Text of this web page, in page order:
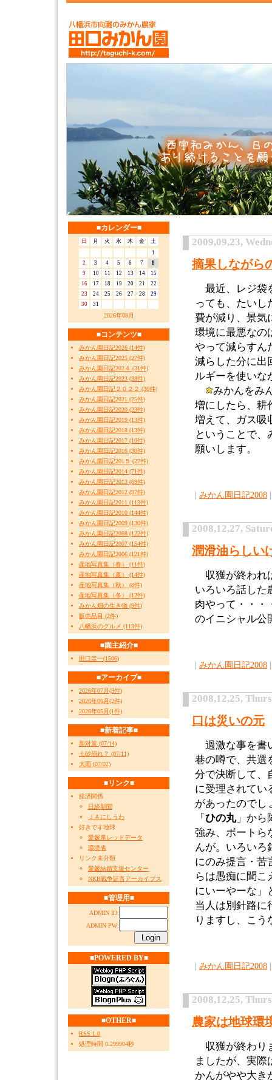
■カレンダー■
日 月 火 水 木 金
土
1
2
3 4 5 6 7
8
9
10 11 12 13 14
15
16
17 18 19 20 21
22
23
24 25 26 27 28
29
30
31
2026年08月
■コンテンツ■
みかん園日記2026 (14件)
みかん園日記2025 (27件)
みかん園日記202４ (31件)
みかん園日記2023 (38件)
みかん園日記２０２２ (36件)
みかん園日記2021 (25件)
みかん園日記2020 (23件)
みかん園日記2019 (13件)
みかん園日記2018 (13件)
みかん園日記2017 (10件)
みかん園日記2016 (30件)
みかん園日記201５ (27件)
みかん園日記2014 (71件)
みかん園日記2013 (69件)
みかん園日記2012 (97件)
みかん園日記2011 (113件)
みかん園日記2010 (144件)
みかん園日記2009 (130件)
みかん園日記2008 (122件)
みかん園日記2007 (154件)
みかん園日記2006 (121件)
産地写真集（春） (11件)
産地写真集（夏） (14件)
産地写真集（秋） (8件)
産地写真集（冬） (12件)
みかん畑の生き物 (9件)
販売品目 (2件)
八幡浜のグルメ (113件)
■園主紹介■
田口圭一(1506)
■アーカイブ■
2026年07月(3件)
2026年06月(2件)
2026年05月(1件)
■新着記事■
新対策 (07/14)
土砂崩れ？ (07/11)
大雨 (07/02)
■リンク■
経済関係
日経新聞
ＪＡにしうわ
好きです地球
愛媛県レッドデータ
環境省
リンク未分類
愛媛結婚支援センター
NKH戦争証言アーカイブス
■管理用■
ADMIN ID:
ADMIN PW:
■POWERED BY■
■OTHER■
RSS 1.0
処理時間 0.299904秒
2009,09,23,
摘果しながら
最近、レジ袋
っても、たいし
費が減り、景気
環境に最悪なの
やって減らすん
減らした分に出
ルギーを使いな
みかんをみ
増にしたら、耕
増えて、ガス
ということで
願いします。
| みかん園日記2008
2008,12,27,
潤滑油らしい
収獲が終われ
いろいろ話した
肉やって・・・
のイニシャル公
| みかん園日記2008
2008,12,25,
口は災いの元
過激な事を書
巷の噂で、共選
分で決断して、
に受理されてい
があったのでし
「 ひの丸」から
強み、ボートら
んが。いろいろ
にのみ提言・苦
らは愚痴に聞
にいーやーな」
当人は別針路に
りますし、こう
| みかん園日記2008
2008,12,25,
農家は地球環
収獲が終わり
ましたが、実
かんがやや大き